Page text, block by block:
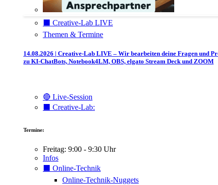
⬛️ Creative-Lab LIVE
Themen & Termine
14.08.2026 | Creative-Lab LIVE – Wir bearbeiten deine Fragen und
zu KI-ChatBots, Notebook4LM, OBS, elgato Stream Deck und ZOOM
🔴 Live-Session
⬛️ Creative-Lab:
Termine:
Freitag: 9:00 - 9:30 Uhr
Infos
⬛️ Online-Technik
Online-Technik-Nuggets